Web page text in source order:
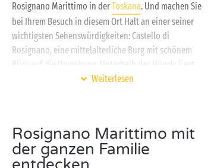
Rosignano Marittimo in derToskana. Und machen Sie
bei Ihrem Besuch in diesem Ort Halt an einer seiner
wichtigsten Sehenswürdigkeiten: Castello di
Rosignano, eine mittelalterliche Burg mit schönem
Blick auf die Umgebung. Unterhalb des Hügels liegt
der beliebte Badeort Rosignano Solvay, der berühmt
wunderschöne Unterwasserwelt entdecken.
Entspannen Sie sich doch zwischen zwei Ausflügen in
Weiterlesen
Rosignano Marittimo mit
der ganzen Familie